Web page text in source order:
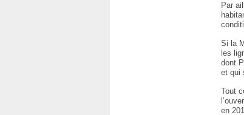
Par
Si la
les
dont
et qui
Tout
en